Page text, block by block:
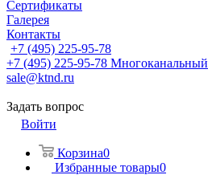
Сертификаты
Галерея
Контакты
+7 (495) 225-95-78
+7 (495) 225-95-78 Многоканальный
sale@ktnd.ru
Задать вопрос
Войти
Корзина0
Избранные товары0